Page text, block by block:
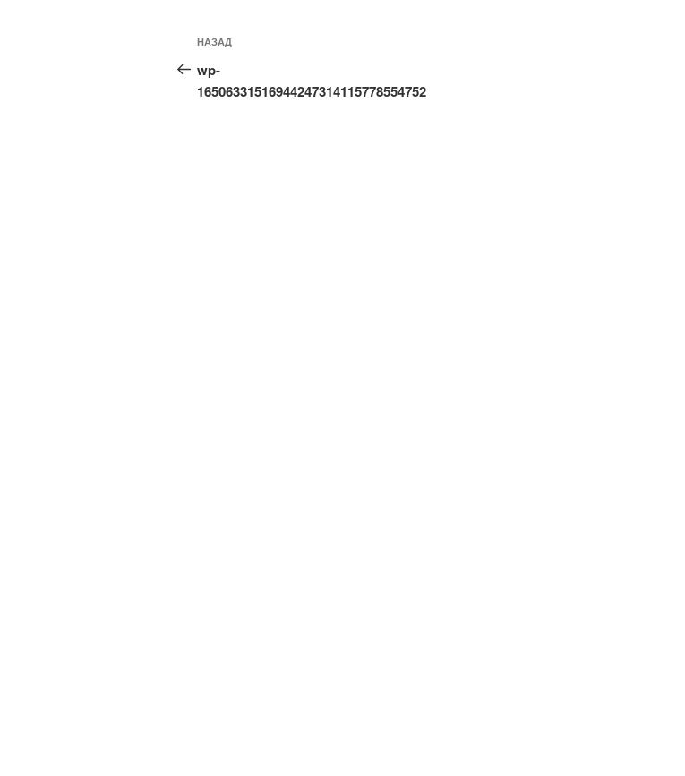
Навигация
по
записям
Предыдущая
запись:
НАЗАД
wp-
16506331516944247314115778554752